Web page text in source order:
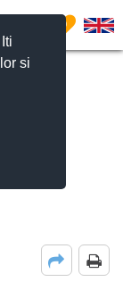
si
0